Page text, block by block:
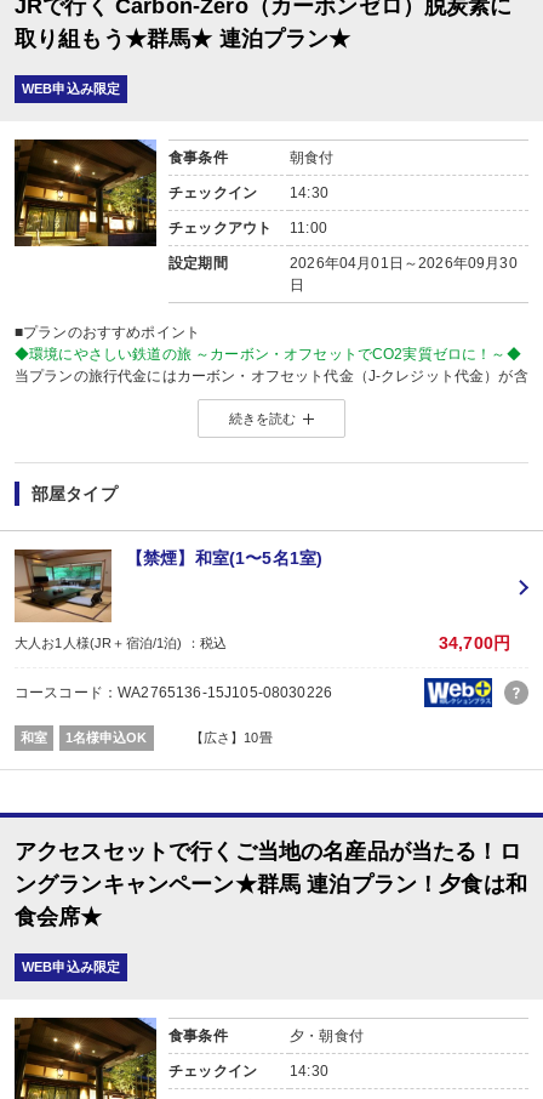
JRで行く Carbon-Zero（カーボンゼロ）脱炭素に
取り組もう★群馬★ 連泊プラン★
WEB申込み限定
食事条件 朝食付
チェックイン 14:30
チェックアウト 11:00
設定期間
2026年04月01日～2026年09月30
日
■プランのおすすめポイント
◆環境にやさしい鉄道の旅 ～カーボン・オフセットでCO2実質ゼロに！～◆
当プランの旅行代金にはカーボン・オフセット代金（J-クレジット代金）が含
森林保全に役立てられます。
旅行の移動で排出されるCO2を埋め合わせ（オフセット）出来る仕組みとなっ
※カーボン・オフセットについて、詳しくはこちら
※購入先：日本製紙木材株式会社
※J-クレジット制度とは…省エネルギー機器の導入や森林経営などの取組みに
温室効果ガスの排出削減量や吸収量をクレジット」として国が認証する制度
J-クレジットの購入は、地域の森林整備を応援することに繋がります。
【連泊がお得♪】
2泊以上でお申し込みできる、お得なプランです。
※1泊でのご予約はできません
※すべての宿泊日が同一条件となります。
・
賀寿の当月内にご宿泊の場合、還暦・喜寿・米寿のお祝いちゃんちゃんこ無
※証明できるものをお持ちください。
※予約条件入力の画面でチェックを入れて下さい。
■夕食
■朝食
その他（ダイニングホール）
内容:
7：30～8：30又は8：00～9：30（※事前指定不可／チェックイン時案内）
続きを読む
部屋タイプ
【禁煙】和室(1〜5名1室)
大人お1人様(JR＋宿泊/1泊) ：税込 34,700円
コースコード：WA2765136-15J105-08030226
和室 1名様申込OK 【広さ】10畳
アクセスセットで行くご当地の名産品が当たる！ロ
ングランキャンペーン★群馬 連泊プラン！夕食は和
食会席★
WEB申込み限定
食事条件 夕・朝食付
チェックイン 14:30